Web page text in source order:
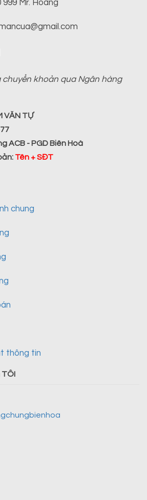
Mr. Hoàng
chuyển khoản qua Ngân hàng
VĂN TỰ
ACB - PGD Biên Hoà
: Tên + SĐT
chung
thông tin
TÔI